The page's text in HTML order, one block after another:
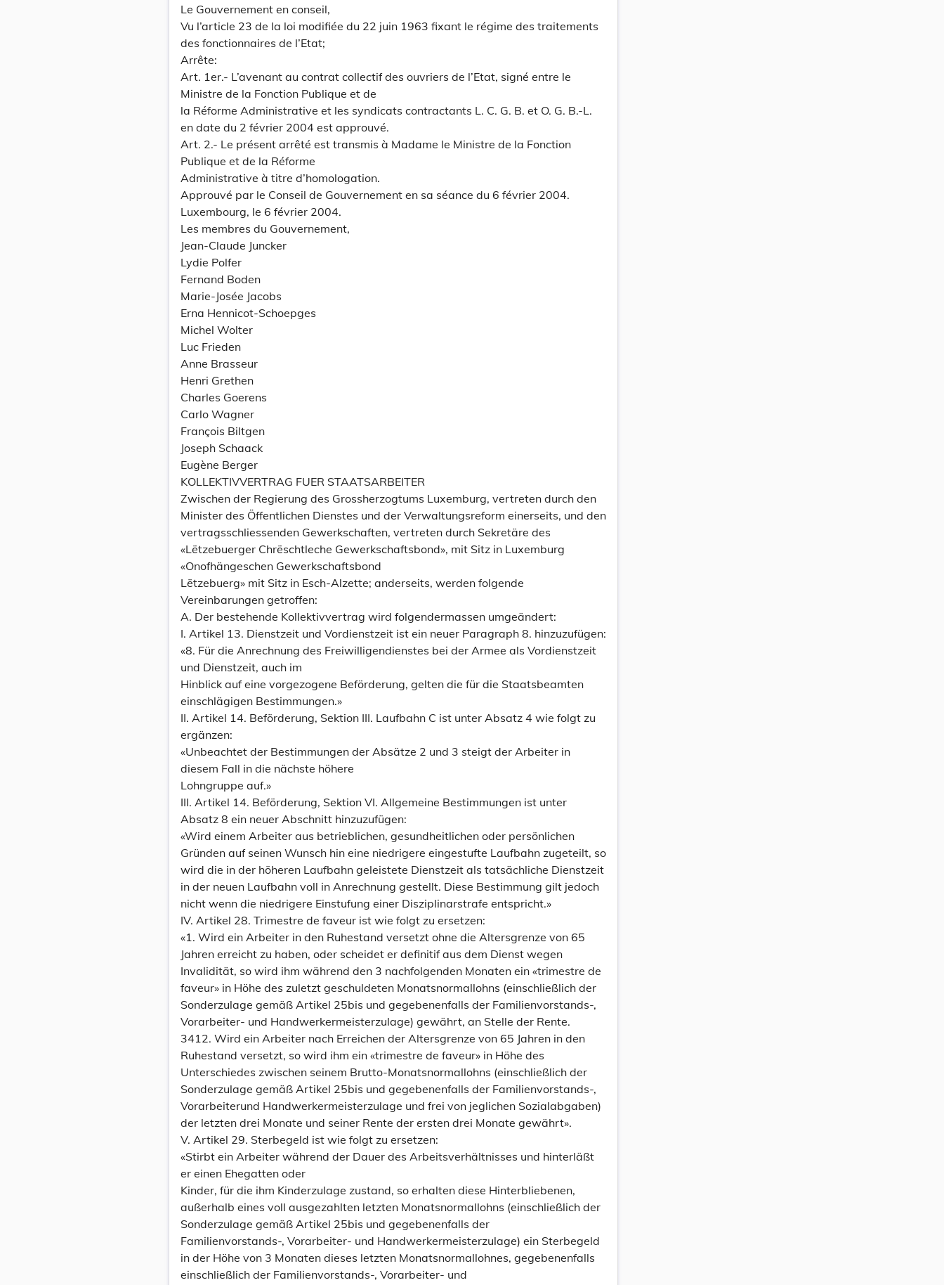
Le Gouvernement en conseil,
Vu l’article 23 de la loi modifiée du 22 juin 1963 fixant le régime des traitements
des fonctionnaires de l’Etat;
Arrête:
Art. 1er.- L’avenant au contrat collectif des ouvriers de l’Etat, signé entre le
Ministre de la Fonction Publique et de
la Réforme Administrative et les syndicats contractants L. C. G. B. et O. G. B.-L.
en date du 2 février 2004 est approuvé.
Art. 2.- Le présent arrêté est transmis à Madame le Ministre de la Fonction
Publique et de la Réforme
Administrative à titre d’homologation.
Approuvé par le Conseil de Gouvernement en sa séance du 6 février 2004.
Luxembourg, le 6 février 2004.
Les membres du Gouvernement,
Jean-Claude Juncker
Lydie Polfer
Fernand Boden
Marie-Josée Jacobs
Erna Hennicot-Schoepges
Michel Wolter
Luc Frieden
Anne Brasseur
Henri Grethen
Charles Goerens
Carlo Wagner
François Biltgen
Joseph Schaack
Eugène Berger
KOLLEKTIVVERTRAG FUER STAATSARBEITER
Zwischen der Regierung des Grossherzogtums Luxemburg, vertreten durch den
Minister des Öffentlichen Dienstes und der Verwaltungsreform einerseits, und den
vertragsschliessenden Gewerkschaften, vertreten durch Sekretäre des
«Lëtzebuerger Chrëschtleche Gewerkschaftsbond», mit Sitz in Luxemburg
«Onofhängeschen Gewerkschaftsbond
Lëtzebuerg» mit Sitz in Esch-Alzette; anderseits, werden folgende
Vereinbarungen getroffen:
A. Der bestehende Kollektivvertrag wird folgendermassen umgeändert:
I. Artikel 13. Dienstzeit und Vordienstzeit ist ein neuer Paragraph 8. hinzuzufügen:
«8. Für die Anrechnung des Freiwilligendienstes bei der Armee als Vordienstzeit
und Dienstzeit, auch im
Hinblick auf eine vorgezogene Beförderung, gelten die für die Staatsbeamten
einschlägigen Bestimmungen.»
II. Artikel 14. Beförderung, Sektion III. Laufbahn C ist unter Absatz 4 wie folgt zu
ergänzen:
«Unbeachtet der Bestimmungen der Absätze 2 und 3 steigt der Arbeiter in
diesem Fall in die nächste höhere
Lohngruppe auf.»
III. Artikel 14. Beförderung, Sektion VI. Allgemeine Bestimmungen ist unter
Absatz 8 ein neuer Abschnitt hinzuzufügen:
«Wird einem Arbeiter aus betrieblichen, gesundheitlichen oder persönlichen
Gründen auf seinen Wunsch hin eine niedrigere eingestufte Laufbahn zugeteilt, so
wird die in der höheren Laufbahn geleistete Dienstzeit als tatsächliche Dienstzeit
in der neuen Laufbahn voll in Anrechnung gestellt. Diese Bestimmung gilt jedoch
nicht wenn die niedrigere Einstufung einer Disziplinarstrafe entspricht.»
IV. Artikel 28. Trimestre de faveur ist wie folgt zu ersetzen:
«1. Wird ein Arbeiter in den Ruhestand versetzt ohne die Altersgrenze von 65
Jahren erreicht zu haben, oder scheidet er definitif aus dem Dienst wegen
Invalidität, so wird ihm während den 3 nachfolgenden Monaten ein «trimestre de
faveur» in Höhe des zuletzt geschuldeten Monatsnormallohns (einschließlich der
Sonderzulage gemäß Artikel 25bis und gegebenenfalls der Familienvorstands-,
Vorarbeiter- und Handwerkermeisterzulage) gewährt, an Stelle der Rente.
3412. Wird ein Arbeiter nach Erreichen der Altersgrenze von 65 Jahren in den
Ruhestand versetzt, so wird ihm ein «trimestre de faveur» in Höhe des
Unterschiedes zwischen seinem Brutto-Monatsnormallohns (einschließlich der
Sonderzulage gemäß Artikel 25bis und gegebenenfalls der Familienvorstands-,
Vorarbeiterund Handwerkermeisterzulage und frei von jeglichen Sozialabgaben)
der letzten drei Monate und seiner Rente der ersten drei Monate gewährt».
V. Artikel 29. Sterbegeld ist wie folgt zu ersetzen:
«Stirbt ein Arbeiter während der Dauer des Arbeitsverhältnisses und hinterläßt
er einen Ehegatten oder
Kinder, für die ihm Kinderzulage zustand, so erhalten diese Hinterbliebenen,
außerhalb eines voll ausgezahlten letzten Monatsnormallohns (einschließlich der
Sonderzulage gemäß Artikel 25bis und gegebenenfalls der
Familienvorstands-, Vorarbeiter- und Handwerkermeisterzulage) ein Sterbegeld
in der Höhe von 3 Monaten dieses letzten Monatsnormallohnes, gegebenenfalls
einschließlich der Familienvorstands-, Vorarbeiter- und